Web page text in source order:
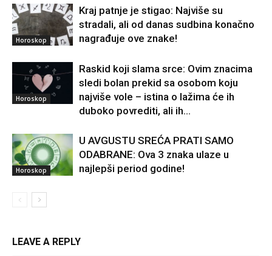
Horoskop
Kraj patnje je stigao: Najviše su
stradali, ali od danas sudbina konačno
nagrađuje ove znake!
Horoskop
Raskid koji slama srce: Ovim znacima
sledi bolan prekid sa osobom koju
najviše vole – istina o lažima će ih
duboko povrediti, ali ih...
Horoskop
U AVGUSTU SREĆA PRATI SAMO
ODABRANE: Ova 3 znaka ulaze u
najlepši period godine!
LEAVE A REPLY